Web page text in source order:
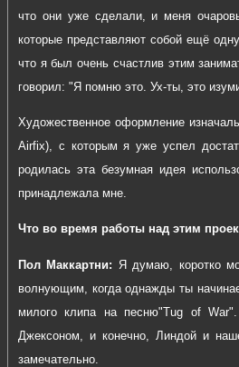
что они уже сделали, и меня
которые представляют собой ещё
что я был очень счастлив этим
говорил: "Я помню это. Ух-ты, это
Художественное оформление
Airfix), с которым я уже успел
родилась эта безумная идея
принадлежала мне.
Что во время работы над этим
Пол Маккартни: Я думаю, коротко
волнующим, когда однажды ты
милого клипа на песню"Tug of War
Джексоном, и конечно, Линдой и
замечательно.